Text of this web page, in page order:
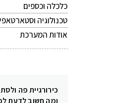
כלכלה וכספים
טכנולוגיה
אודות המערכת
כירורגיית פה
ומה חשוב לדעת